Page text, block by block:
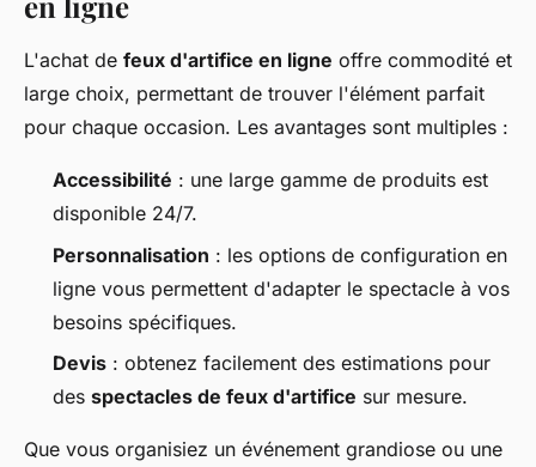
L'achat de feux d'artifice en ligne offre commodité et
large choix, permettant de trouver l'élément parfait
pour chaque occasion. Les avantages sont multiples :
Accessibilité : une large gamme de produits est
disponible 24/7.
Personnalisation : les options de configuration en
ligne vous permettent d'adapter le spectacle à vos
besoins spécifiques.
Devis : obtenez facilement des estimations pour
des spectacles de feux d'artifice sur mesure.
Que vous organisiez un événement grandiose ou une